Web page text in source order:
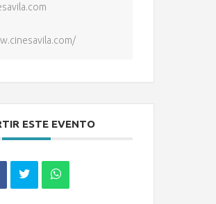
ESTE EVENTO